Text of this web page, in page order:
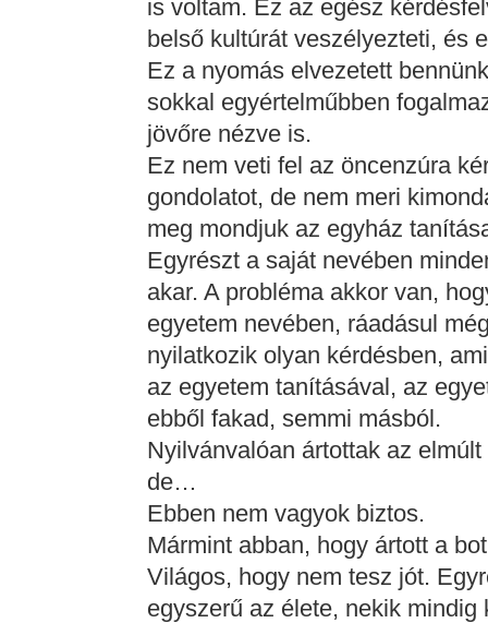
is voltam. Ez az egész
belső kultúrát veszélyezteti, és
Ez a nyomás elvezetett
sokkal egyértelműbben
jövőre nézve is.
Ez nem veti fel az öncenzúra
gondolatot, de nem meri
meg mondjuk az egyház
Egyrészt a saját nevében
akar. A probléma akkor van,
egyetem nevében, ráadásul
nyilatkozik olyan kérdésben,
az egyetem tanításával, az
ebből fakad, semmi másból.
Nyilvánvalóan ártottak az
de…
Ebben nem vagyok biztos.
Mármint abban, hogy ártott a
Világos, hogy nem tesz jót.
egyszerű az élete, nekik